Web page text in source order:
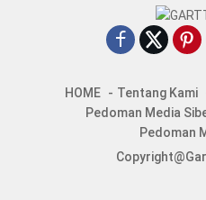
HOME Tentang Kami
Pedoman Media
Pedoman